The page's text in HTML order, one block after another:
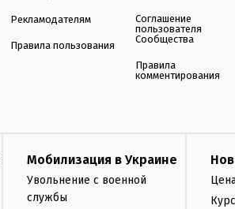
Рекламодателям
Правила пользования
Соглашение
пользователя
Сообщества
Правила
комментирования
Мобилизация в Украине
Увольнение с военной
службы